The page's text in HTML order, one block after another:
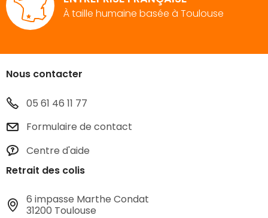
À taille humaine basée à Toulouse
Nous contacter
05 61 46 11 77
Formulaire de contact
Centre d'aide
Retrait des colis
6 impasse Marthe Condat
31200 Toulouse